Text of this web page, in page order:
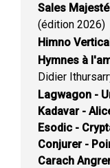
Sales
(édition 2026)
Himno
Hymnes à
Didier
Lagwagon -
Kadavar -
Esodic -
Conjurer -
Carach